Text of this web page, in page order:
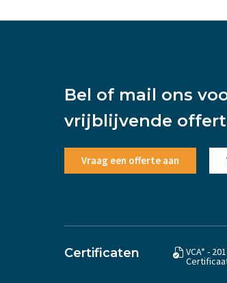
Bel of mail ons
vrijblijvende
Vraag een offerte aan
Certificaten VCA* -